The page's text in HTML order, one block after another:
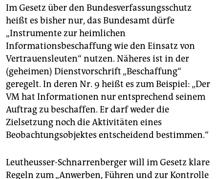
Im Gesetz über den Bundesverfassungsschutz
heißt es bisher nur, das Bundesamt dürfe
„Instrumente zur heimlichen
Informationsbeschaffung wie den Einsatz von
Vertrauensleuten“ nutzen. Näheres ist in der
(geheimen) Dienstvorschrift „Beschaffung“
geregelt. In deren Nr. 9 heißt es zum Beispiel: „Der
VM hat Informationen nur entsprechend seinem
Auftrag zu beschaffen. Er darf weder die
Zielsetzung noch die Aktivitäten eines
Beobachtungsobjektes entscheidend bestimmen.“
Leutheusser-Schnarrenberger will im Gesetz klare
Regeln zum „Anwerben, Führen und zur Kontrolle